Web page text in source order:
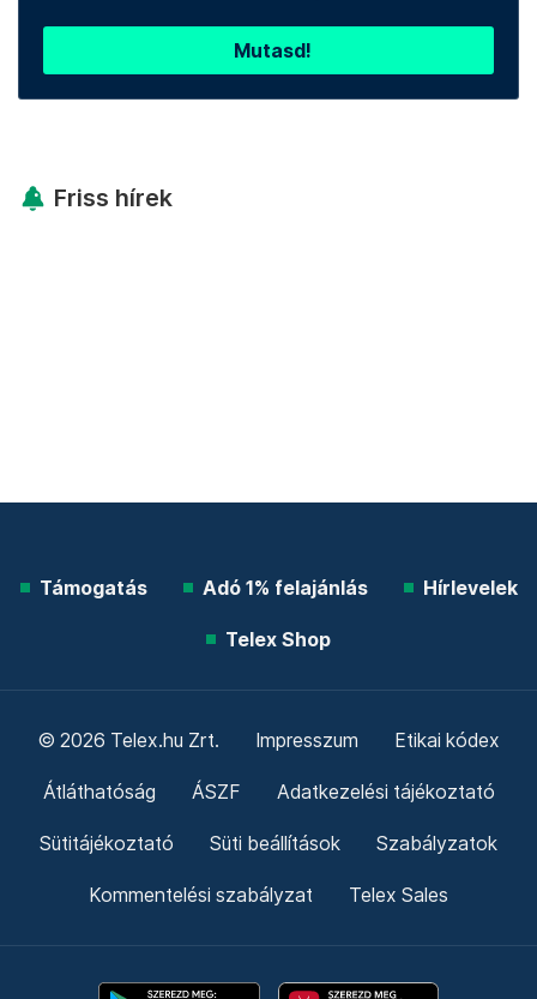
Mutasd!
Friss hírek
Támogatás Adó 1% felajánlás Hírlevelek
Telex Shop
© 2026 Telex.hu Zrt. Impresszum Etikai kódex
Átláthatóság ÁSZF Adatkezelési tájékoztató
Sütitájékoztató Süti beállítások Szabályzatok
Kommentelési szabályzat Telex Sales